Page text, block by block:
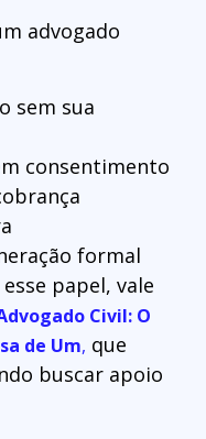
advogado
sem sua
consentimento
formal
papel, vale
Civil: O
de Um, que
buscar apoio